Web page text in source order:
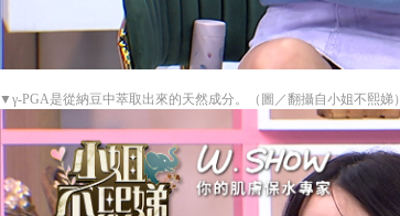
▼γ-PGA是從納豆中萃取出來的天然成分。（圖／翻攝自小姐不熙娣）